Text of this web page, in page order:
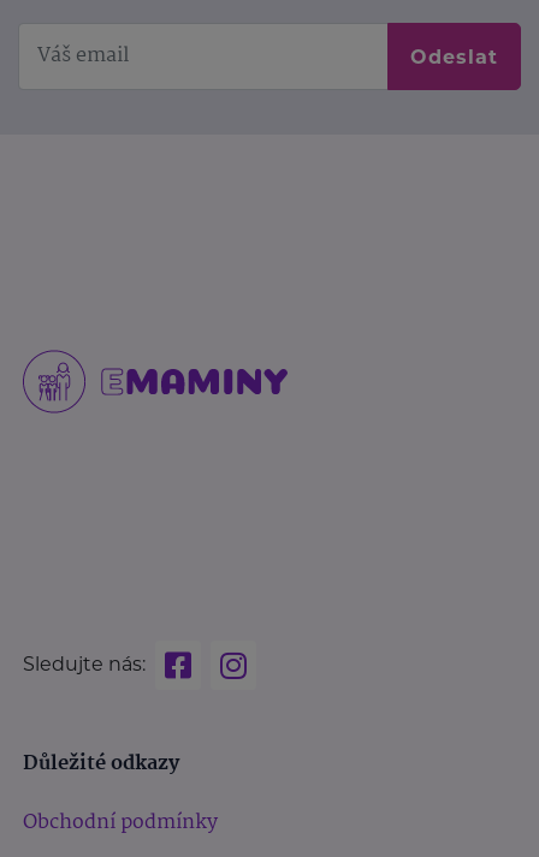
Odeslat
Sledujte nás:
Důležité odkazy
Obchodní podmínky